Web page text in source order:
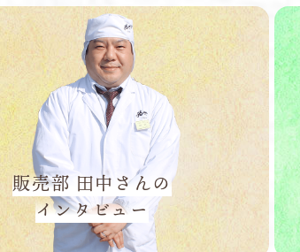
販売部 田中さんの
インタビュー